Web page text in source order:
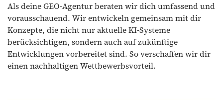
Als deine GEO-Agentur beraten wir dich umfassend und
vorausschauend. Wir entwickeln gemeinsam mit dir
Konzepte, die nicht nur aktuelle KI-Systeme
berücksichtigen, sondern auch auf zukünftige
Entwicklungen vorbereitet sind. So verschaffen wir dir
einen nachhaltigen Wettbewerbsvorteil.